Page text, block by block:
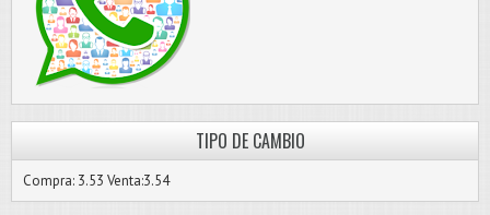
TIPO DE CAMBIO
Compra: 3.53 Venta:3.54